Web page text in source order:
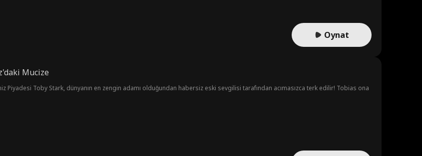
Oynat
Mucize
Piyadesi Toby Stark, dünyanın en zengin adamı olduğundan habersiz eski sevgilisi tarafından acımasızca terk edilir! Tobias ona